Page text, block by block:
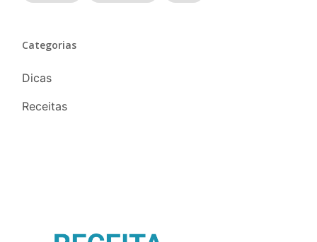
Categorias
Dicas
Receitas